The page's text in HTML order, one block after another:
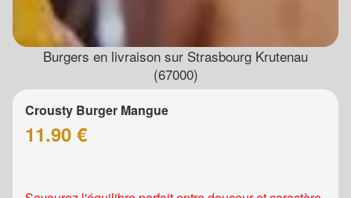
Burgers en livraison sur Strasbourg Krutenau
(67000)
Crousty Burger Mangue
11.90 €